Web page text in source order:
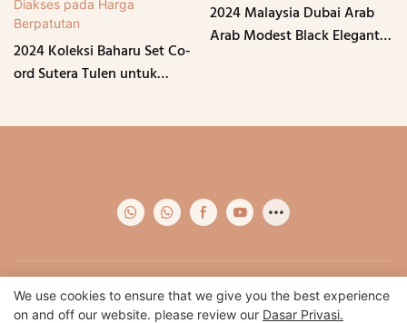
2024 Koleksi Baharu Set Co-
ord Sutera Tulen untuk
2024 Malaysia Dubai Arab
Arab Modest Black Elegant
Hak Cipta © 2024 Qidian -www.qidianapparel.com| Peta laman|
Dasar Privasi
We use cookies to ensure that we give you the best experience
on and off our website. please review our Dasar Privasi.